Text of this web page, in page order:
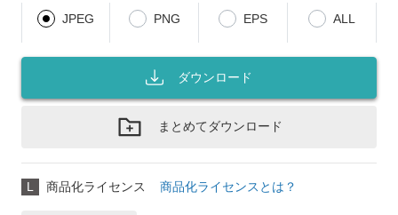
JPEG PNG EPS ALL
ダウンロード
まとめてダウンロード
L 商品化ライセンス 商品化ライセンスとは？